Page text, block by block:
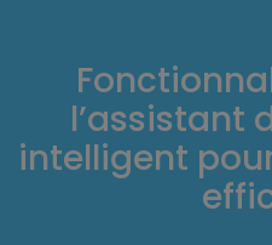
l’assistant
intelligent